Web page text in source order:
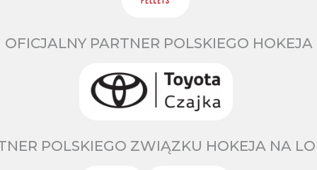
OFICJALNY PARTNER POLSKIEGO HOKEJA
POLSKIEGO ZWIĄZKU HOKEJA NA